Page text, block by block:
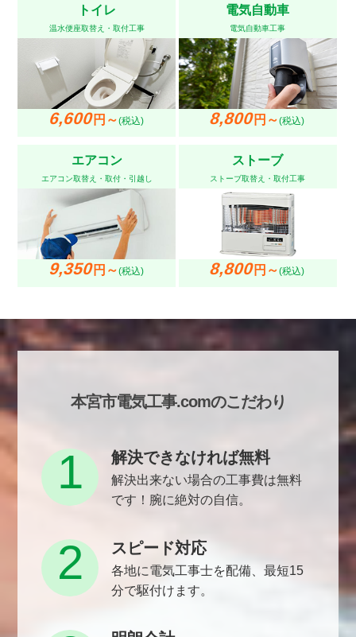
トイレ
温水便座取替え・取付工事
6,600円～(税込)
電気自動車
電気自動車工事
8,800円～(税込)
エアコン
エアコン取替え・取付・引越し
9,350円～(税込)
ストーブ
ストーブ取替え・取付工事
8,800円～(税込)
本宮市電気工事.comのこだわり
解決できなければ無料
解決出来ない場合の工事費は無料
です！腕に絶対の自信。
1
スピード対応
各地に電気工事士を配備、最短15
分で駆付けます。
2